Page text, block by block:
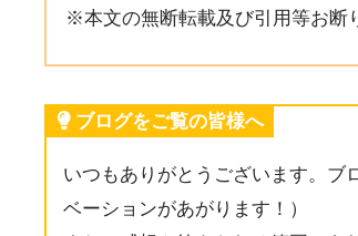
※本文の無断転載及び引用等お断
ブログをご覧の皆様へ
いつもありがとうございます。ブ
ベーションがあがります！）